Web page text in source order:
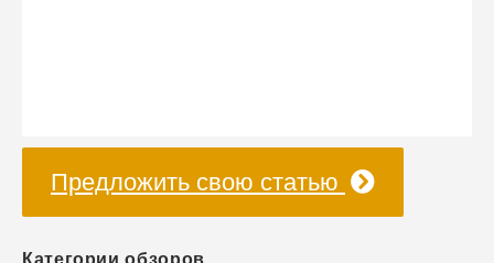
Предложить свою статью
Категории обзоров